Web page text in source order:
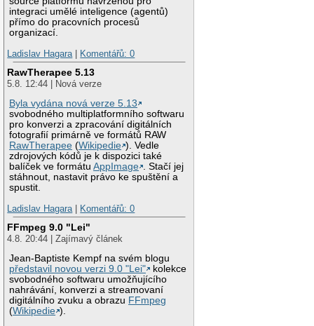
integraci umělé inteligence (agentů)
přímo do pracovních procesů
organizací.
Ladislav Hagara| Komentářů: 0
RawTherapee 5.13
5.8. 12:44 | Nová verze
Byla vydána nová verze 5.13
svobodného multiplatformního softwaru
pro konverzi a zpracování digitálních
fotografií primárně ve formátů RAW
RawTherapee (Wikipedie ). Vedle
zdrojových kódů je k dispozici také
balíček ve formátuAppImage . Stačí jej
stáhnout, nastavit právo ke spuštění a
spustit.
Ladislav Hagara| Komentářů: 0
FFmpeg 9.0 "Lei"
4.8. 20:44 | Zajímavý článek
Jean-Baptiste Kempf na svém blogu
představil novou verzi 9.0 "Lei"
kolekce
svobodného softwaru umožňujícího
nahrávání, konverzi a streamovaní
digitálního zvuku a obrazu FFmpeg
(Wikipedie ).